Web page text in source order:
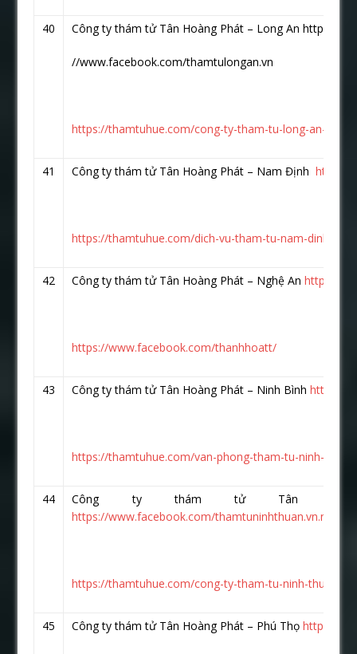
40 Công ty thám tử Tân Hoàng Phát – Long An https:
//www.facebook.com/thamtulongan.vn
https://thamtuhue.com/cong-ty-tham-tu-long-an-uy-
41 Công ty thám tử Tân Hoàng Phát – Nam Địnhhttps://
https://thamtuhue.com/dich-vu-tham-tu-nam-dinh.html
42 Công ty thám tử Tân Hoàng Phát – Nghệ Anhttps://
https://www.facebook.com/thanhhoatt/
43 Công ty thám tử Tân Hoàng Phát – Ninh Bìnhhttps://
https://thamtuhue.com/van-phong-tham-tu-ninh-
44
Công ty thám tử Tân
https://www.facebook.com/thamtuninhthuan.vn.net/
https://thamtuhue.com/cong-ty-tham-tu-ninh-thuan-
45 Công ty thám tử Tân Hoàng Phát – Phú Thọhttps://